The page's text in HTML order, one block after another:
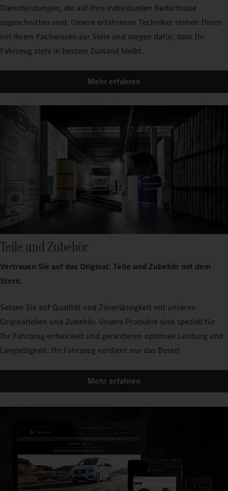
Dienstleistungen, die auf Ihre individuellen Bedürfnisse
zugeschnitten sind. Unsere erfahrenen Techniker stehen Ihnen
mit ihrem Fachwissen zur Seite und sorgen dafür, dass Ihr
Fahrzeug stets in bestem Zustand bleibt.
Mehr erfahren
Teile und Zubehör
Vertrauen Sie auf das Original: Teile und Zubehör mit dem
Stern.
Setzen Sie auf Qualität und Zuverlässigkeit mit unseren
Originalteilen und Zubehör. Unsere Produkte sind speziell für
Ihr Fahrzeug entwickelt und garantieren optimale Leistung und
Langlebigkeit. Ihr Fahrzeug verdient nur das Beste!
Mehr erfahren